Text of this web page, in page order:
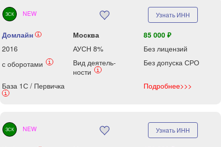
ЗСК NEW Узнать ИНН
Домлайн i Москва
85 000 ₽
2016
АУСН 8%
Без лицензий
с оборотами
i
Вид деятель-
ности
i
Без допуска СРО
База 1С / Первичка
i
Подробнее>>>
ЗСК NEW Узнать ИНН